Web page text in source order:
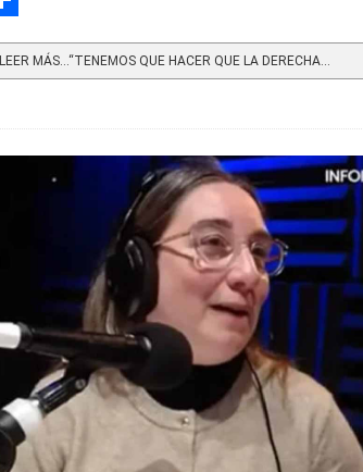
LEER MÁS…“TENEMOS QUE HACER QUE LA DERECHA...